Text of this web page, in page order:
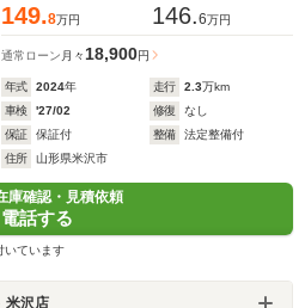
149.8万円 146.6万円
通常ローン 月々 18,900円
年式 2024年 走行 2.3万km
車検
'27/02 修復
なし
保証
保証付 整備
法定整備付
住所
山形県米沢市
庫確認・見積依頼
電話する
いています
米沢店